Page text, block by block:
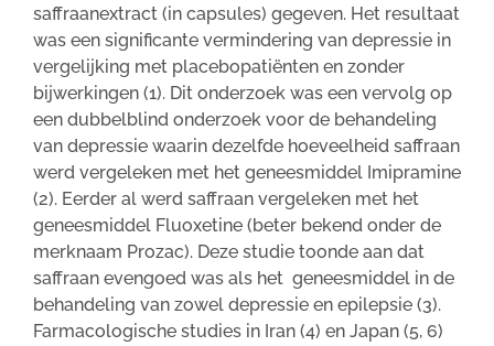
saffraanextract (in capsules) gegeven. Het resultaat
was een significante vermindering van depressie in
vergelijking met placebopatiënten en zonder
bijwerkingen (1). Dit onderzoek was een vervolg op
een dubbelblind onderzoek voor de behandeling
van depressie waarin dezelfde hoeveelheid saffraan
werd vergeleken met het geneesmiddel Imipramine
(2). Eerder al werd saffraan vergeleken met het
geneesmiddel Fluoxetine (beter bekend onder de
merknaam Prozac). Deze studie toonde aan dat
saffraan evengoed was als het geneesmiddel in de
behandeling van zowel depressie en epilepsie (3).
Farmacologische studies in Iran (4) en Japan (5, 6)